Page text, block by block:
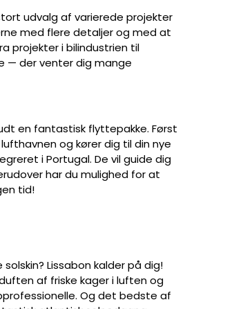
udvalg af varierede projekter
med flere detaljer og med at
projekter i bilindustrien til
— der venter dig mange
en fantastisk flyttepakke. Først
og kører dig til din nye
i Portugal. De vil guide dig
har du mulighed for at
tid!
Lissabon kalder på dig!
af friske kager i luften og
Og det bedste af